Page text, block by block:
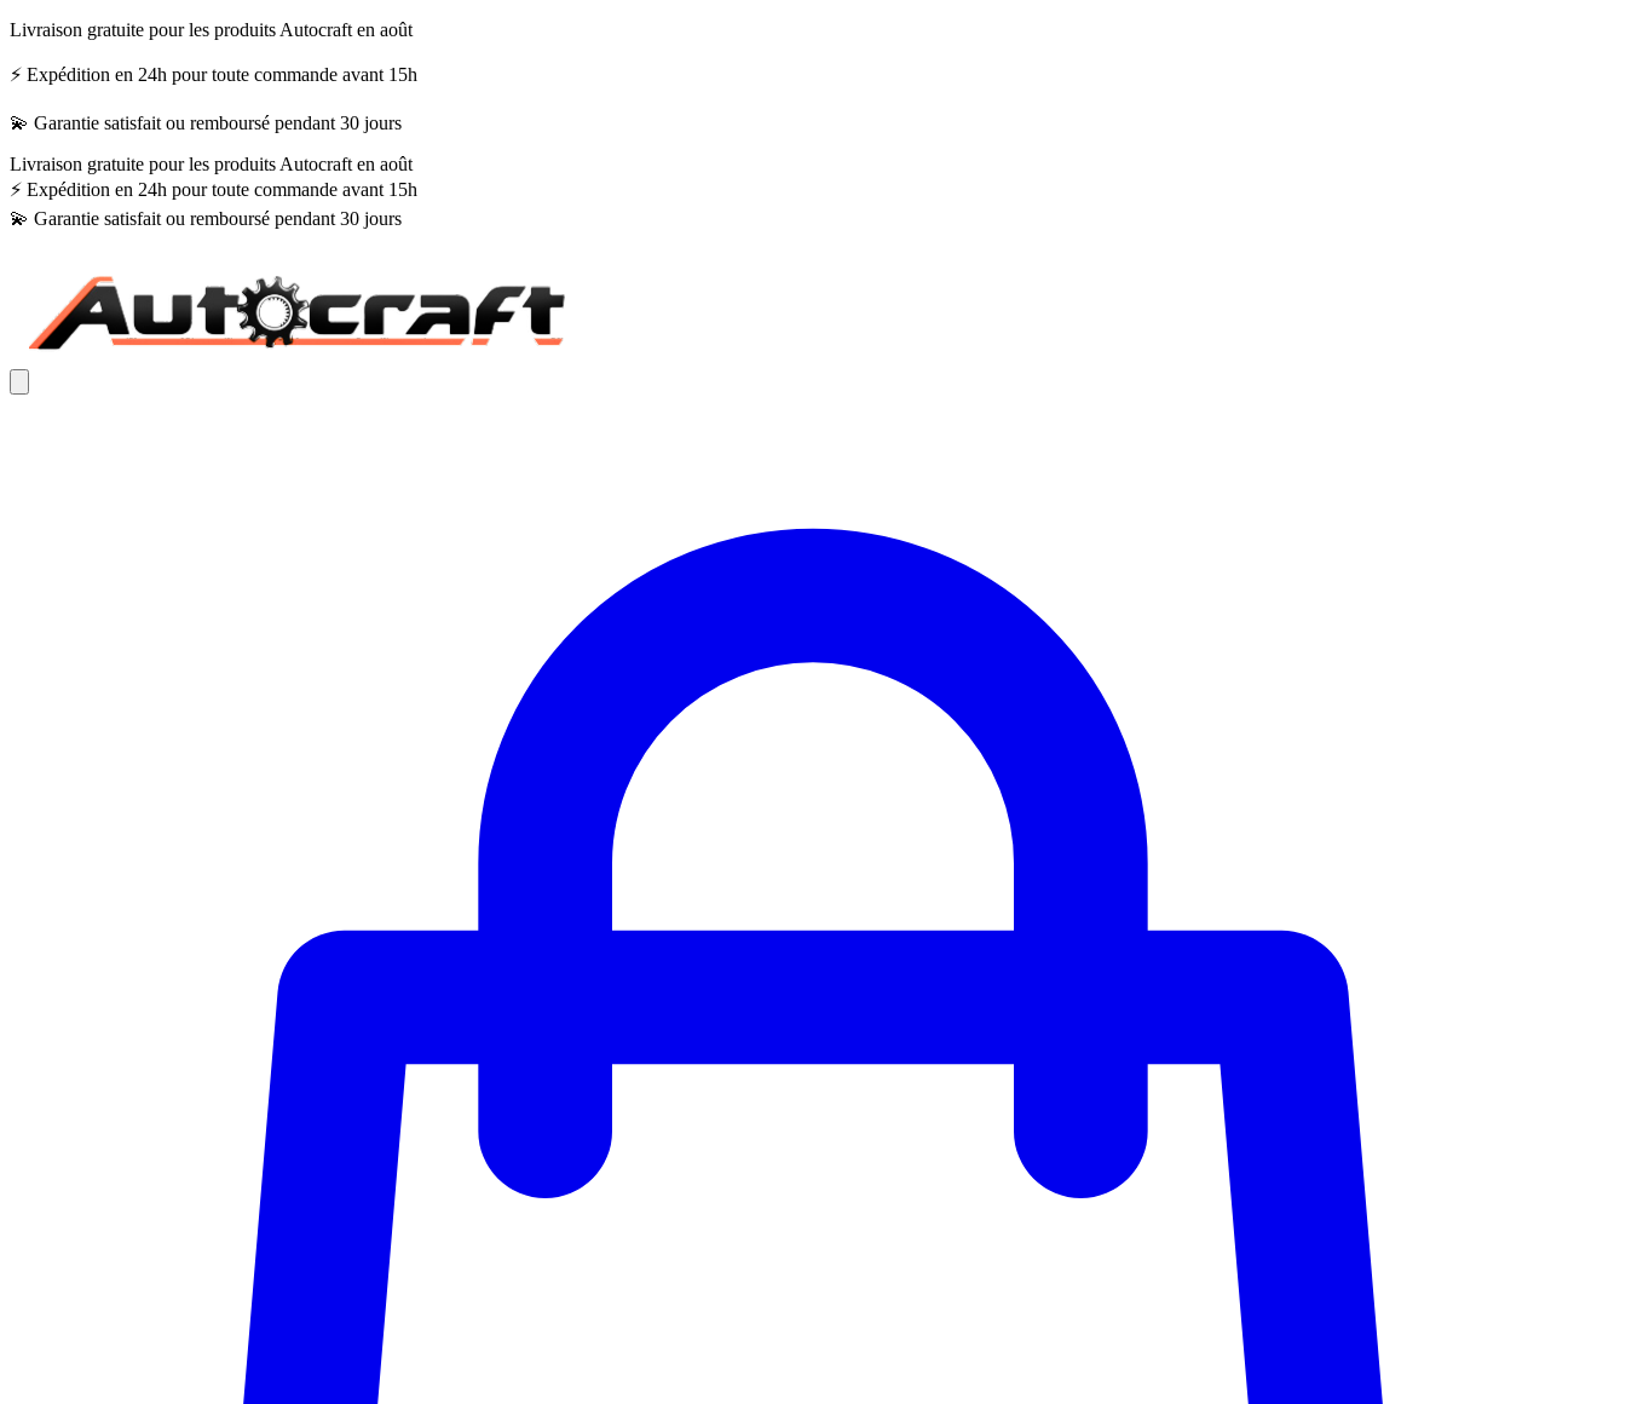
Livraison gratuite pour les produits Autocraft en août
⚡ Expédition en 24h pour toute commande avant 15h
💫 Garantie satisfait ou remboursé pendant 30 jours
Livraison gratuite pour les produits Autocraft en août
⚡ Expédition en 24h pour toute commande avant 15h
💫 Garantie satisfait ou remboursé pendant 30 jours